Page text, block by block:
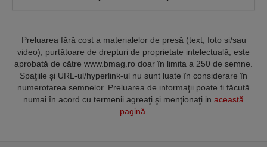
Preluarea fără cost a materialelor de presă (text, foto si/sau
video), purtătoare de drepturi de proprietate intelectuală, este
aprobată de către www.bmag.ro doar în limita a 250 de semne.
Spaţiile şi URL-ul/hyperlink-ul nu sunt luate în considerare în
numerotarea semnelor. Preluarea de informaţii poate fi făcută
numai în acord cu termenii agreaţi şi menţionaţi in această
pagină